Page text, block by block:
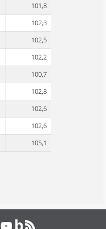
101,8
102,3
102,5
102,2
100,7
102,8
102,6
102,6
105,1
109,1